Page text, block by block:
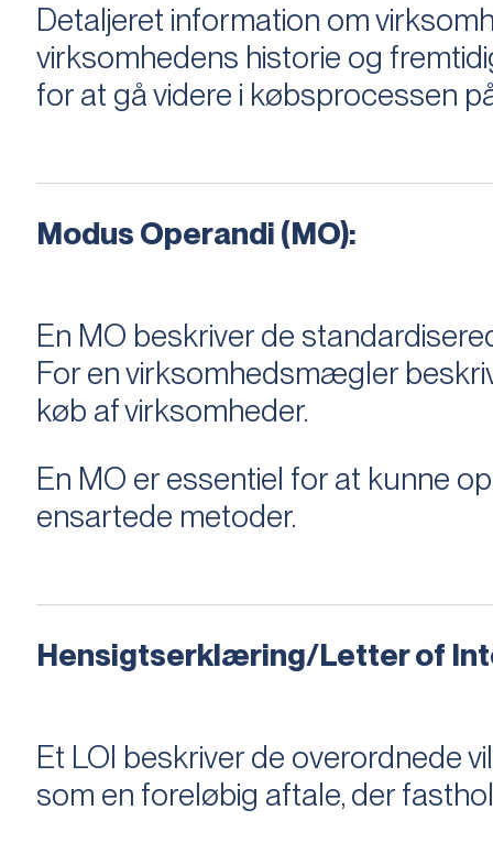
Detaljeret information om
virksomhedens historie og
for at gå videre i købsprocessen
Modus Operandi (MO):
En MO beskriver de
For en virksomhedsmægler
køb af virksomheder.
En MO er essentiel for at kunne
ensartede metoder.
Hensigtserklæring/Letter of
Et LOI beskriver de overordnede
som en foreløbig aftale, der